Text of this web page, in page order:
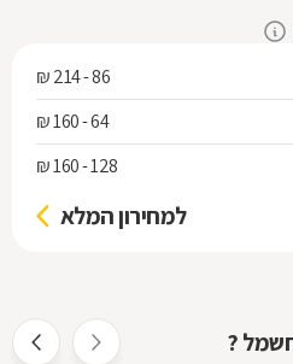
86 - 214 ₪
64 - 160 ₪
128 - 160 ₪
למחירון המלא
?